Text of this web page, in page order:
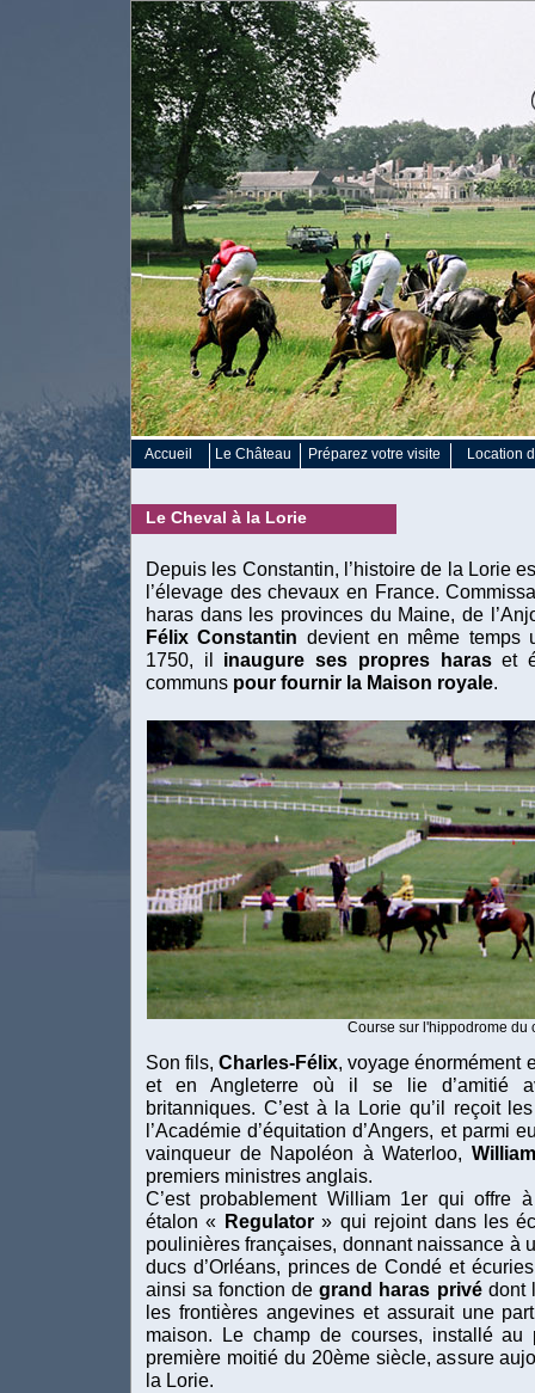
Accueil Le Château Préparez votre visite Location
Le Cheval à la Lorie
Depuis les Constantin, l’histoire de la Lorie
l’élevage des chevaux en France.
haras dans les provinces du Maine, de
Félix Constantin devient en même temps
1750, il inaugure ses propres haraset
communs pour fournir la Maison royale.
Course sur l'hippodrome du
Son fils,Charles-Félix, voyage énormément
et en Angleterre où il se lie d’amitié
britanniques. C’est à la Lorie qu’il reçoit
l’Académie d’équitation d’Angers, et parmi
vainqueur de Napoléon à Waterloo,
premiers ministres anglais.
C’est probablement William 1er qui offre
étalon « Regulator» qui rejoint dans les
poulinières françaises, donnant naissance à
ducs d’Orléans, princes de Condé et
ainsi sa fonction degrand haras privédont
les frontières angevines et assurait une
maison. Le champ de courses, installé
première moitié du 20ème siècle, assure
la Lorie.